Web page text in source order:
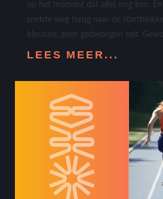
op het moment dat alles nog kon.
snelste weg terug naar de
blessure, geen gedwongen exit.
LEES MEER...